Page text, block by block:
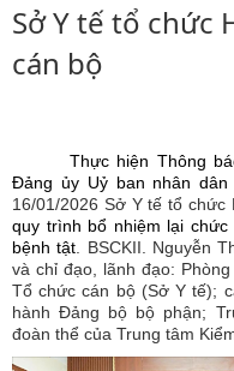
Sở Y tế tổ chức
cán bộ
Thực hiện Thông
Đảng ủy Uỷ ban nhân
16/01/2026 Sở Y tế tổ chức
quy trình bổ nhiệm lại
bệnh tật . BSCKII. Nguyễn
và chỉ đạo, lãnh đạo:
Tổ chức cán bộ (Sở Y tế);
hành Đảng bộ bộ phận;
đoàn thể của Trung tâm